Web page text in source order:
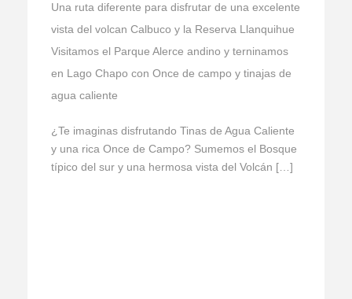
Una ruta diferente para disfrutar de una excelente
vista del volcan Calbuco y la Reserva Llanquihue
Visitamos el Parque Alerce andino y terninamos
en Lago Chapo con Once de campo y tinajas de
agua caliente
¿Te imaginas disfrutando Tinas de Agua Caliente
y una rica Once de Campo? Sumemos el Bosque
típico del sur y una hermosa vista del Volcán […]